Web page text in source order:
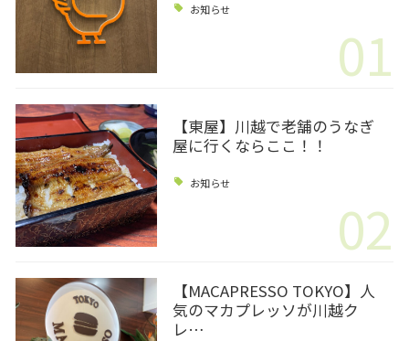
お知らせ
01
【東屋】川越で老舗のうなぎ
屋に行くならここ！！
お知らせ
02
【MACAPRESSO TOKYO】人
気のマカプレッソが川越ク
レ…